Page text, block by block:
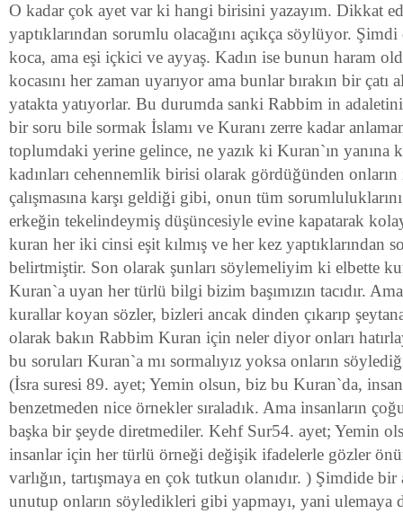
O kadar çok ayet var ki hangi birisini yazayım. Dikkat
yaptıklarından sorumlu olacağını açıkça söylüyor.
koca, ama eşi içkici ve ayyaş. Kadın ise bunun haram
kocasını her zaman uyarıyor ama bunlar bırakın bir çatı
yatakta yatıyorlar. Bu durumda sanki Rabbim in
bir soru bile sormak İslamı ve Kuranı zerre kadar
toplumdaki yerine gelince, ne yazık ki Kuran`ın yanına
kadınları cehennemlik birisi olarak gördüğünden onların
çalışmasına karşı geldiği gibi, onun tüm
erkeğin tekelindeymiş düşüncesiyle evine kapatarak
kuran her iki cinsi eşit kılmış ve her kez yaptıklarından
belirtmiştir. Son olarak şunları söylemeliyim ki elbette
Kuran`a uyan her türlü bilgi bizim başımızın tacıdır.
kurallar koyan sözler, bizleri ancak dinden çıkarıp
olarak bakın Rabbim Kuran için neler diyor onları
bu soruları Kuran`a mı sormalıyız yoksa onların
(İsra suresi 89. ayet; Yemin olsun, biz bu Kuran`da,
benzetmeden nice örnekler sıraladık. Ama insanların
başka bir şeyde diretmediler. Kehf Sur54. ayet; Yemin
insanlar için her türlü örneği değişik ifadelerle gözler
varlığın, tartışmaya en çok tutkun olanıdır. ) Şimdide
unutup onların söyledikleri gibi yapmayı, yani ulemaya